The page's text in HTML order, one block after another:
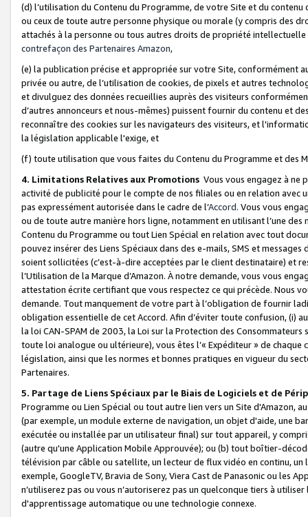
(d) l’utilisation du Contenu du Programme, de votre Site et du
ou ceux de toute autre personne physique ou morale (y compris des
attachés à la personne ou tous autres droits de propriété
contrefaçon des Partenaires Amazon,
(e) la publication précise et appropriée sur votre Site, conformément
privée ou autre, de l’utilisation de cookies, de pixels et autres
et divulguez des données recueillies auprès des visiteurs
d’autres annonceurs et nous-mêmes) puissent fournir du contenu et
reconnaître des cookies sur les navigateurs des visiteurs, et
la législation applicable l'exige, et
(f) toute utilisation que vous faites du Contenu du Programme et des
4. Limitations Relatives aux Promotions Vous vous engagez à ne
activité de publicité pour le compte de nos filiales ou en relation avec
pas expressément autorisée dans le cadre de l’Accord. Vous vous
ou de toute autre manière hors ligne, notamment en utilisant l’une
Contenu du Programme ou tout Lien Spécial en relation avec tout
pouvez insérer des Liens Spéciaux dans des e-mails, SMS et
soient sollicitées (c’est-à-dire acceptées par le client destinataire) et
l’Utilisation de la Marque d’Amazon. À notre demande, vous vous
attestation écrite certifiant que vous respectez ce qui précède. Nous
demande. Tout manquement de votre part à l’obligation de fournir
obligation essentielle de cet Accord. Afin d’éviter toute confusion, (i)
la loi CAN-SPAM de 2003, la Loi sur la Protection des
toute loi analogue ou ultérieure), vous êtes l’« Expéditeur » de
législation, ainsi que les normes et bonnes pratiques en vigueur du
Partenaires.
5. Partage de Liens Spéciaux par le Biais de Logiciels et de
Programme ou Lien Spécial ou tout autre lien vers un Site d'Amazon,
(par exemple, un module externe de navigation, un objet d'aide, une
exécutée ou installée par un utilisateur final) sur tout appareil, y
(autre qu'une Application Mobile Approuvée); ou (b) tout boîtier-
télévision par câble ou satellite, un lecteur de flux vidéo en continu,
exemple, GoogleTV, Bravia de Sony, Viera Cast de Panasonic ou les
n’utiliserez pas ou vous n’autoriserez pas un quelconque tiers à
d'apprentissage automatique ou une technologie connexe.